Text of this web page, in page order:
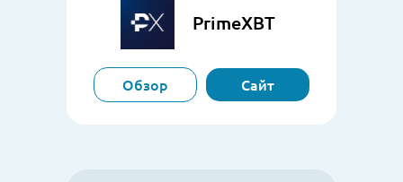
PrimeXBT
Обзор Сайт